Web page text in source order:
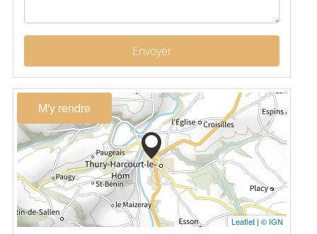
Envoyer
M'y rendre
Leaflet | © IGN